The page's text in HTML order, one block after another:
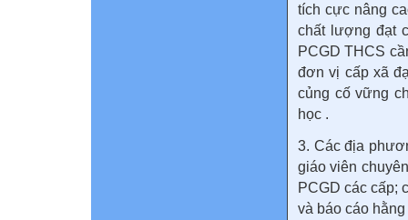
tích cực nâng
chất lượng đạt
PCGD THCS
đơn vị cấp xã
củng cố vững
học .
3. Các địa
giáo viên
PCGD các cấp;
và báo cáo